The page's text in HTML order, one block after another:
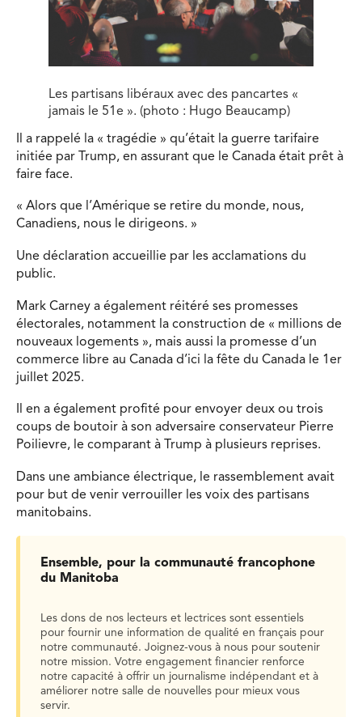
Les partisans libéraux avec des pancartes «
jamais le 51e ». (photo : Hugo Beaucamp)
Il a rappelé la « tragédie » qu’était la guerre tarifaire
initiée par Trump, en assurant que le Canada était prêt à
faire face.
« Alors que l’Amérique se retire du monde, nous,
Canadiens, nous le dirigeons. »
Une déclaration accueillie par les acclamations du
public.
Mark Carney a également réitéré ses promesses
électorales, notamment la construction de « millions de
nouveaux logements », mais aussi la promesse d’un
commerce libre au Canada d’ici la fête du Canada le 1er
juillet 2025.
Il en a également profité pour envoyer deux ou trois
coups de boutoir à son adversaire conservateur Pierre
Poilievre, le comparant à Trump à plusieurs reprises.
Dans une ambiance électrique, le rassemblement avait
pour but de venir verrouiller les voix des partisans
manitobains.
Ensemble, pour la communauté francophone
du Manitoba
Les dons de nos lecteurs et lectrices sont essentiels
pour fournir une information de qualité en français pour
notre communauté. Joignez-vous à nous pour soutenir
notre mission. Votre engagement financier renforce
notre capacité à offrir un journalisme indépendant et à
améliorer notre salle de nouvelles pour mieux vous
servir.